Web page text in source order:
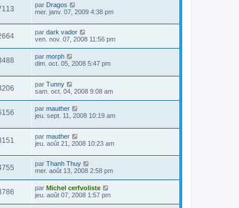
par Dragos
mer. janv. 07, 2009 4:38 pm
par dark vador
ven. nov. 07, 2008 11:56 pm
par morph
dim. oct. 05, 2008 5:47 pm
par Tunny
sam. oct. 04, 2008 9:08 am
par mauther
jeu. sept. 11, 2008 10:19 am
par mauther
jeu. août 21, 2008 10:23 am
par Thanh Thuy
mer. août 13, 2008 2:58 pm
par Michel cerfvoliste
jeu. août 07, 2008 1:57 pm